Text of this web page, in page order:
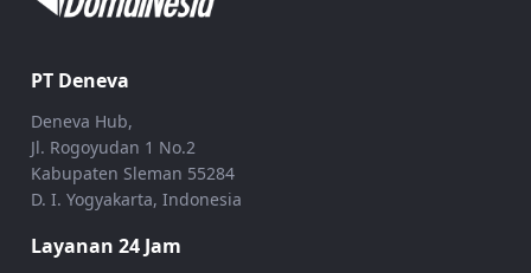
PT Deneva
Deneva Hub,
Jl. Rogoyudan 1 No.2
Kabupaten Sleman 55284
D. I. Yogyakarta, Indonesia
Layanan 24 Jam